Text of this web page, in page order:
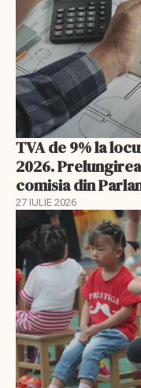
TVA de 9% la
2026.
comisia din
27 IULIE 2026